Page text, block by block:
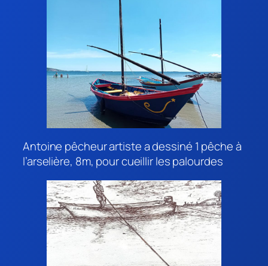
Antoine pêcheur artiste a dessiné 1 pêche à
l’arselière, 8m, pour cueillir les palourdes